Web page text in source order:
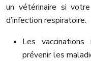
un vétérinaire si
d’infection respiratoire.
Les
prévenir les